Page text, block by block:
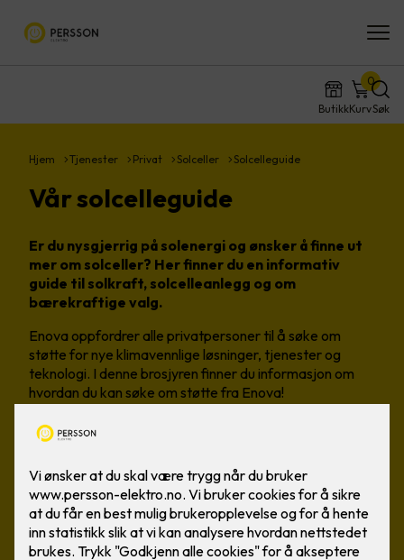
ButikkKurv
0
Søk
Hjem Tjenester Privat Solceller Solcelleguide
Vår solcelleguide
Er du nysgjerrig på solenergi og ønsker å finne ut
mer om solceller? Her finner du en informativ
guide til solkraft, solcelleanlegg og om
bærekraftige valg.
Enova oppfordrer alle privatpersoner til å søke om
støtte for nye klimavennlige løsninger, tjenester og
teknologi. I denne brosjyren finner du informasjon om
hvordan du kan søke om støtte fra Enova!